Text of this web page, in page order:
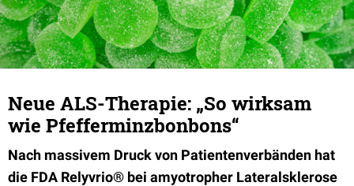
Neue ALS-Therapie: „So wirksam
wie Pfefferminzbonbons“
Nach massivem Druck von Patientenverbänden hat
die FDA Relyvrio® bei amyotropher Lateralsklerose